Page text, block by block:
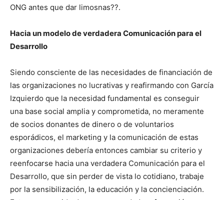
ONG antes que dar limosnas??.
Hacia un modelo de verdadera Comunicación para el
Desarrollo
Siendo consciente de las necesidades de financiación de
las organizaciones no lucrativas y reafirmando con García
Izquierdo que la necesidad fundamental es conseguir
una base social amplia y comprometida, no meramente
de socios donantes de dinero o de voluntarios
esporádicos, el marketing y la comunicación de estas
organizaciones debería entonces cambiar su criterio y
reenfocarse hacia una verdadera Comunicación para el
Desarrollo, que sin perder de vista lo cotidiano, trabaje
por la sensibilización, la educación y la concienciación.